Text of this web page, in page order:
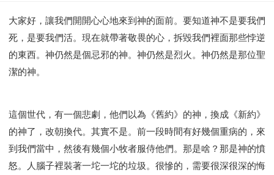
49 以弗所書
50 腓利比書
51 歌羅西書
52 帖撒羅尼迦前書
53 帖撒羅尼迦後書
54 提摩太前書
55 提摩太後書
56 提多書
57 腓利門書
教會
爭戰 信望愛 學習
時間管理和學習方法
愛神
喜樂 管理 信仰根基 命定
建立榮耀教會
趕鬼
認識魔鬼的詭計
神所喜悅的人
彰顯神憤怒的器皿
新時代基督教變革研討會
大家好，讓我們開開心心地來到神的面前。要知道神不是要我們
死，是要我們活。現在就帶著敬畏的心，拆毀我們裡面那些悖逆
的東西。神仍然是個忌邪的神。神仍然是烈火。神仍然是那位聖
潔的神。
這個世代，有一個悲劇，他們以為《舊約》的神，換成《新約》
的神了，改朝換代。其實不是。前一段時間有好幾個重病的，來
到我們當中，然後有幾個小牧者服侍他們。那是啥？那是神的憤
怒。人腦子裡裝著一坨一坨的垃圾。很慘的，需要很深很深的悔